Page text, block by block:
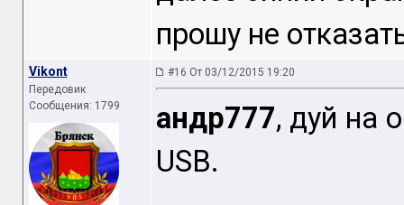
прошу не
Vikont
Передовик
Сообщения: 1799
#16 От 03/12/2015 19:20
андр777, дуй на
USB.